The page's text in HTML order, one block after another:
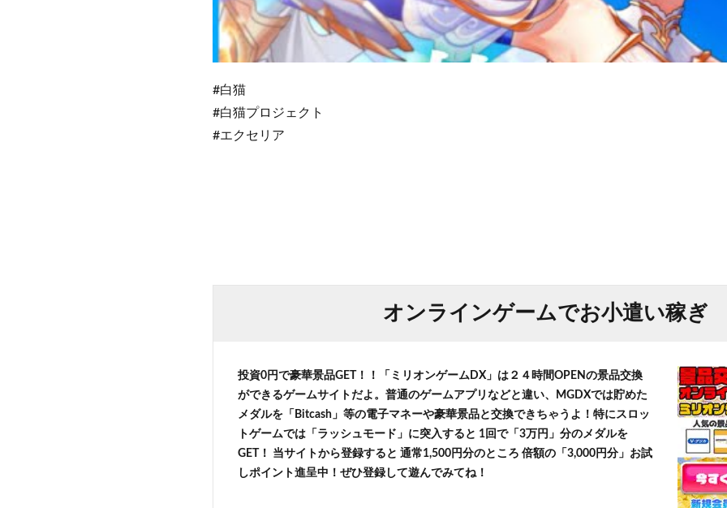
#白猫
#白猫プロジェクト
#エクセリア
オンラインゲームでお小遣い稼ぎ
投資0円で豪華景品GET！！「ミリオンゲームDX」は２４時間OPENの景品交換
ができるゲームサイトだよ。普通のゲームアプリなどと違い、MGDXでは貯めた
メダルを「Bitcash」等の電子マネーや豪華景品と交換できちゃうよ！特にスロッ
トゲームでは「ラッシュモード」に突入すると 1回で「3万円」分のメダルを
GET！ 当サイトから登録すると 通常1,500円分のところ 倍額の「3,000円分」お試
しポイント進呈中！ぜひ登録して遊んでみてね！